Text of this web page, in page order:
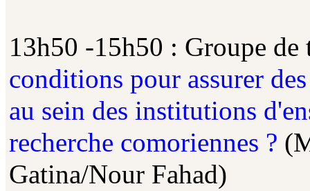
13h50 -15h50 : Groupe
conditions pour assurer
au sein des institutions
recherche comoriennes ?
Gatina/Nour Fahad)